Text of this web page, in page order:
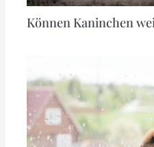
Können Kaninchen